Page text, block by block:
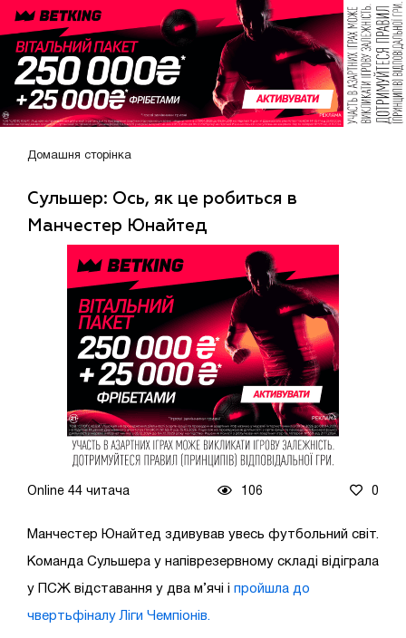
Домашня сторінка
Сульшер: Ось, як це робиться в
Манчестер Юнайтед
Online 44 читача 106 0
Манчестер Юнайтед здивував увесь футбольний світ.
Команда Сульшера у напіврезервному складі відіграла
у ПСЖ відставання у два м’ячі і пройшла до
чвертьфіналу Ліги Чемпіонів.